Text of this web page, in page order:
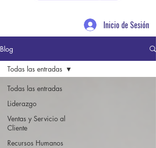
Inicio de Sesión
Blog
Todas las entradas
Liderazgo
Ventas y Servicio al
Cliente
Recursos Humanos
Todas las entradas